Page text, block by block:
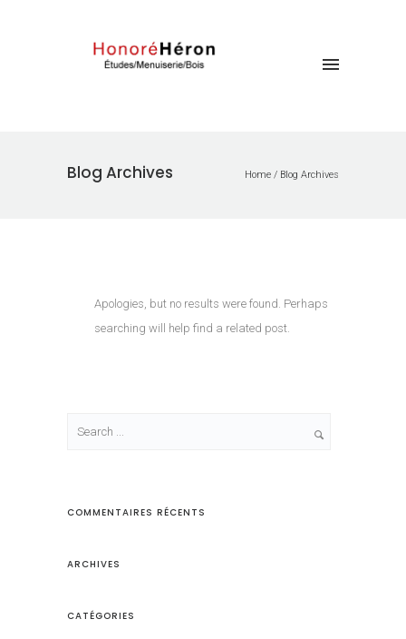
Blog Archives Home / Blog Archives
Apologies, but no results were found. Perhaps
searching will help find a related post.
COMMENTAIRES RÉCENTS
ARCHIVES
CATÉGORIES